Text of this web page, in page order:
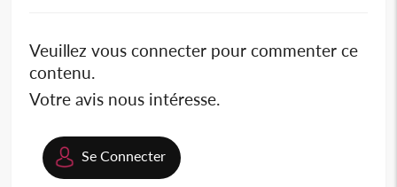
Veuillez vous connecter pour commenter ce
contenu.
Votre avis nous intéresse.
Se Connecter